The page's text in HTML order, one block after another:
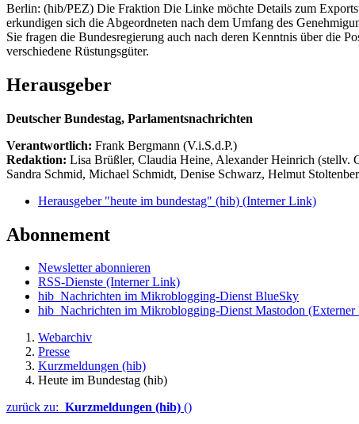
Berlin: (hib/PEZ) Die Fraktion Die Linke möchte Details zum
erkundigen sich die Abgeordneten nach dem Umfang des
Sie fragen die Bundesregierung auch nach deren Kenntnis über die
verschiedene Rüstungsgüter.
Herausgeber
Deutscher Bundestag, Parlamentsnachrichten
Verantwortlich: Frank Bergmann (V.i.S.d.P.)
Redaktion: Lisa Brüßler, Claudia Heine, Alexander Heinrich (stellv.
Sandra Schmid, Michael Schmidt, Denise Schwarz, Helmut
Herausgeber "heute im bundestag" (hib) (Interner Link)
Abonnement
Newsletter abonnieren
RSS-Dienste (Interner Link)
hib_Nachrichten im Mikroblogging-Dienst BlueSky
hib_Nachrichten im Mikroblogging-Dienst Mastodon (Externer
Webarchiv
Presse
Kurzmeldungen (hib)
Heute im Bundestag (hib)
zurück zu: Kurzmeldungen (hib) ()